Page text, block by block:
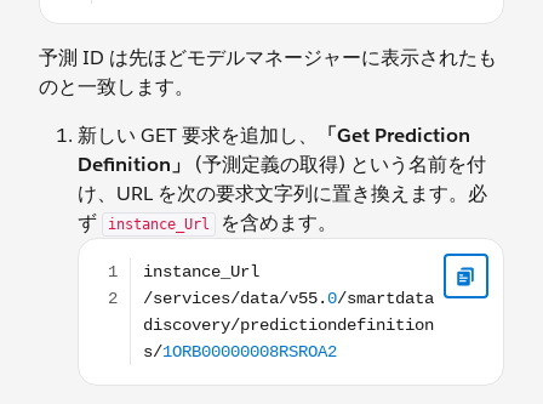
予測 ID は先ほどモデルマネージャーに表示されたも
のと一致します。
新しい GET 要求を追加し、
「Get Prediction
Definition」
(予測定義の取得) という名前を付
け、URL を次の要求文字列に置き換えます。必
ず
instance_Url
を含めます。
instance_Url /services/data/v55.0/